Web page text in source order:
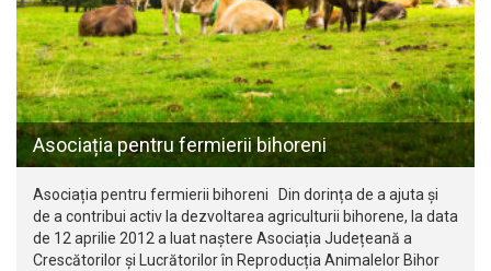
Asociația pentru fermierii bihoreni
Asociația pentru fermierii bihoreni Din dorința de a ajuta și
de a contribui activ la dezvoltarea agriculturii bihorene, la data
de 12 aprilie 2012 a luat naștere Asociația Județeană a
Crescătorilor și Lucrătorilor în Reproducția Animalelor Bihor